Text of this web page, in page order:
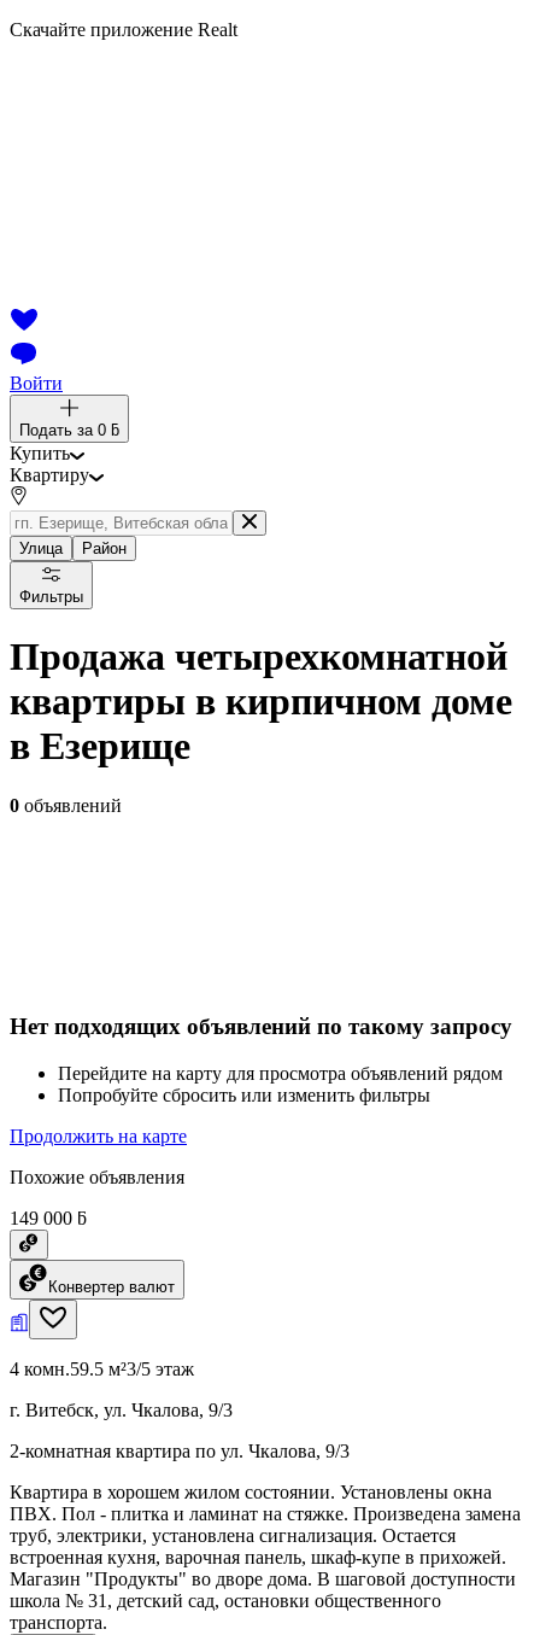
Скачайте приложение Realt
Войти
Подать за 0 ƃ
Купить
Квартиру
Улица Район
Фильтры
Продажа четырехкомнатной
квартиры в кирпичном доме
в Езерище
0 объявлений
Нет подходящих объявлений по такому запросу
Перейдите на карту для просмотра объявлений рядом
Попробуйте сбросить или изменить фильтры
Продолжить на карте
Похожие объявления
149 000 ƃ
Конвертер валют
4 комн.59.5 м²3/5 этаж
г. Витебск, ул. Чкалова, 9/3
2-комнатная квартира по ул. Чкалова, 9/3
Квартира в хорошем жилом состоянии. Установлены окна
ПВХ. Пол - плитка и ламинат на стяжке. Произведена замена
труб, электрики, установлена сигнализация. Остается
встроенная кухня, варочная панель, шкаф-купе в прихожей.
Магазин "Продукты" во дворе дома. В шаговой доступности
школа № 31, детский сад, остановки общественного
транспорта.